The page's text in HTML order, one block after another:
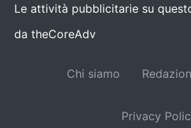
Le attività pubblicitarie su
da theCoreAdv
Chi siamo
Privacy